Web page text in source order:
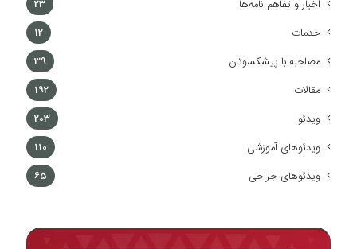
اخبار و تفاهم نامه‌ها 23
خدمات 12
مصاحبه با پیشکسوتان 39
مقالات 192
ویدئو 203
ویدئوهای آموزشی 110
ویدئوهای جراحی 65